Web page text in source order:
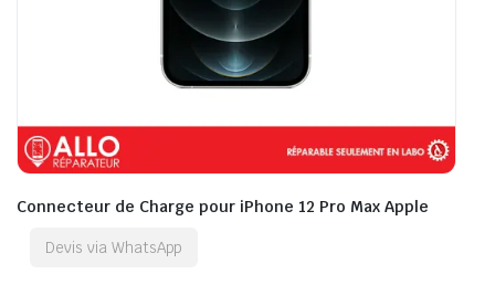
Connecteur de Charge pour iPhone 12 Pro Max Apple
Devis via WhatsApp